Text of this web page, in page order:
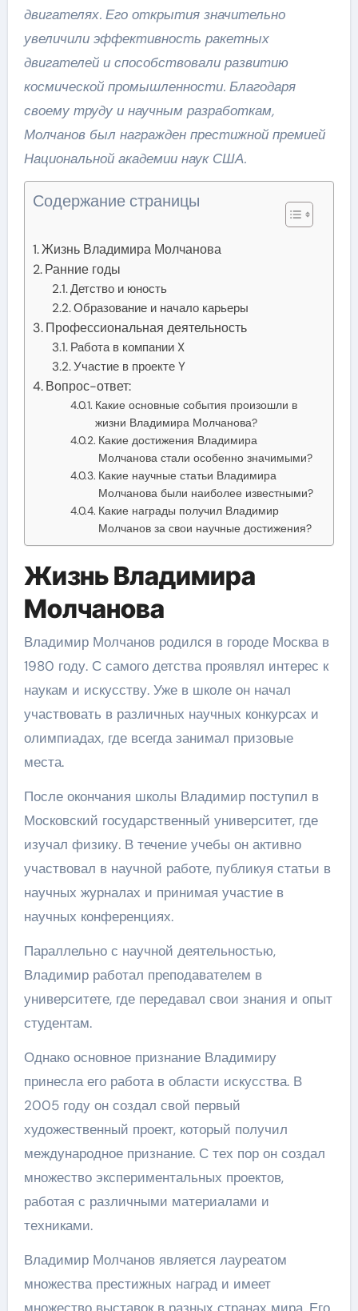
двигателях. Его открытия значительно
увеличили эффективность ракетных
двигателей и способствовали развитию
космической промышленности. Благодаря
своему труду и научным разработкам,
Молчанов был награжден престижной премией
Национальной академии наук США.
Содержание страницы
Жизнь Владимира Молчанова
Ранние годы
Детство и юность
Образование и начало карьеры
Профессиональная деятельность
Работа в компании X
Участие в проекте Y
Вопрос-ответ:
Какие основные события произошли в
жизни Владимира Молчанова?
Какие достижения Владимира
Молчанова стали особенно значимыми?
Какие научные статьи Владимира
Молчанова были наиболее известными?
Какие награды получил Владимир
Молчанов за свои научные достижения?
Жизнь Владимира
Молчанова
Владимир Молчанов родился в городе Москва в
1980 году. С самого детства проявлял интерес к
наукам и искусству. Уже в школе он начал
участвовать в различных научных конкурсах и
олимпиадах, где всегда занимал призовые
места.
После окончания школы Владимир поступил в
Московский государственный университет, где
изучал физику. В течение учебы он активно
участвовал в научной работе, публикуя статьи в
научных журналах и принимая участие в
научных конференциях.
Параллельно с научной деятельностью,
Владимир работал преподавателем в
университете, где передавал свои знания и опыт
студентам.
Однако основное признание Владимиру
принесла его работа в области искусства. В
2005 году он создал свой первый
художественный проект, который получил
международное признание. С тех пор он создал
множество экспериментальных проектов,
работая с различными материалами и
техниками.
Владимир Молчанов является лауреатом
множества престижных наград и имеет